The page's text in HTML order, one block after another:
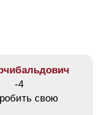
-4
робить свою